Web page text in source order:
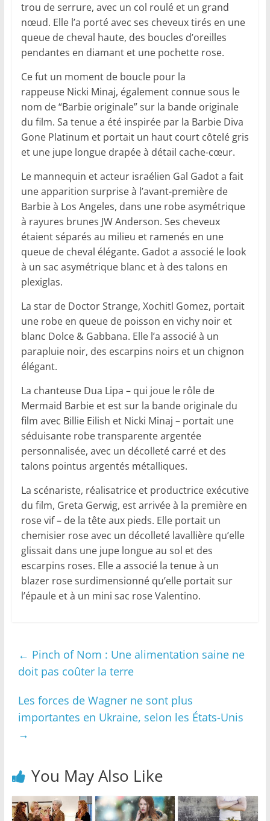
trou de serrure, avec un col roulé et un grand
nœud. Elle l’a porté avec ses cheveux tirés en une
queue de cheval haute, des boucles d’oreilles
pendantes en diamant et une pochette rose.
Ce fut un moment de boucle pour la
rappeuse Nicki Minaj, également connue sous le
nom de “Barbie originale” sur la bande originale
du film. Sa tenue a été inspirée par la Barbie Diva
Gone Platinum et portait un haut court côtelé gris
et une jupe longue drapée à détail cache-cœur.
Le mannequin et acteur israélien Gal Gadot a fait
une apparition surprise à l’avant-première de
Barbie à Los Angeles, dans une robe asymétrique
à rayures brunes JW Anderson. Ses cheveux
étaient séparés au milieu et ramenés en une
queue de cheval élégante. Gadot a associé le look
à un sac asymétrique blanc et à des talons en
plexiglas.
La star de Doctor Strange, Xochitl Gomez, portait
une robe en queue de poisson en vichy noir et
blanc Dolce & Gabbana. Elle l’a associé à un
parapluie noir, des escarpins noirs et un chignon
élégant.
La chanteuse Dua Lipa – qui joue le rôle de
Mermaid Barbie et est sur la bande originale du
film avec Billie Eilish et Nicki Minaj – portait une
séduisante robe transparente argentée
personnalisée, avec un décolleté carré et des
talons pointus argentés métalliques.
La scénariste, réalisatrice et productrice exécutive
du film, Greta Gerwig, est arrivée à la première en
rose vif – de la tête aux pieds. Elle portait un
chemisier rose avec un décolleté lavallière qu’elle
glissait dans une jupe longue au sol et des
escarpins roses. Elle a associé la tenue à un
blazer rose surdimensionné qu’elle portait sur
l’épaule et à un mini sac rose Valentino.
← Pinch of Nom : Une alimentation saine ne
doit pas coûter la terre
Les forces de Wagner ne sont plus
importantes en Ukraine, selon les États-Unis
→
You May Also Like